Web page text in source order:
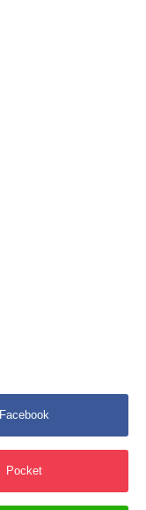
Facebook
Pocket